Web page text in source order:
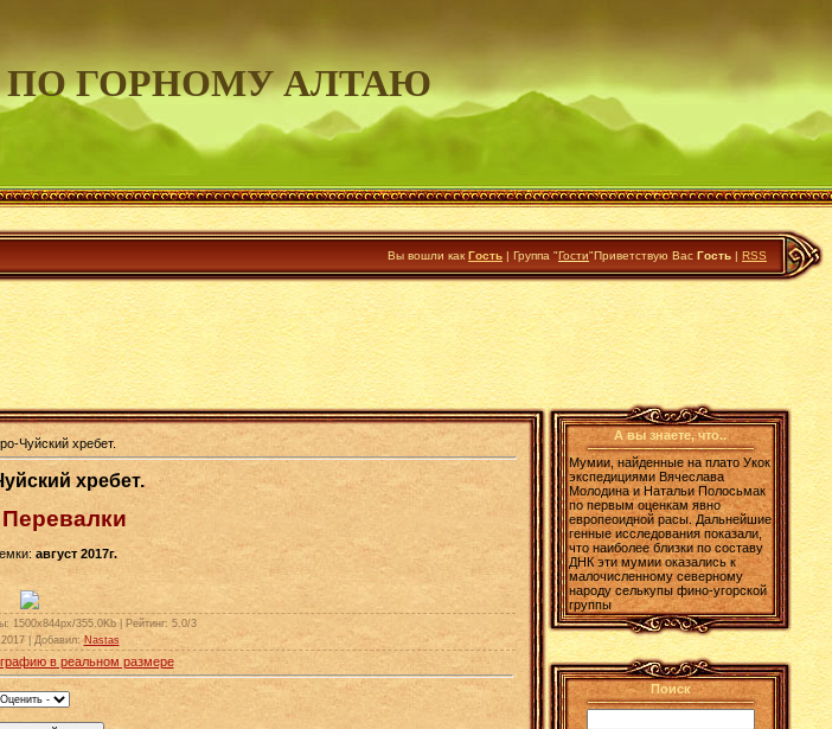
ГОРНОМУ АЛТАЮ
Вы вошли как Гость | Группа "Гости"Приветствую Вас Гость | RSS
Чуйский хребет.
хребет.
август 2017г.
: 1500x844px/355.0Kb | Рейтинг: 5.0/3
| Добавил:Nastas
в реальном размере
А вы знаете, что..
Мумии, найденные на плато Укок
экспедициями Вячеслава
Молодина и Натальи Полосьмак
по первым оценкам явно
европеоидной расы. Дальнейшие
генные исследования показали,
что наиболее близки по составу
ДНК эти мумии оказались к
малочисленному северному
народу селькупы фино-угорской
группы
Поиск